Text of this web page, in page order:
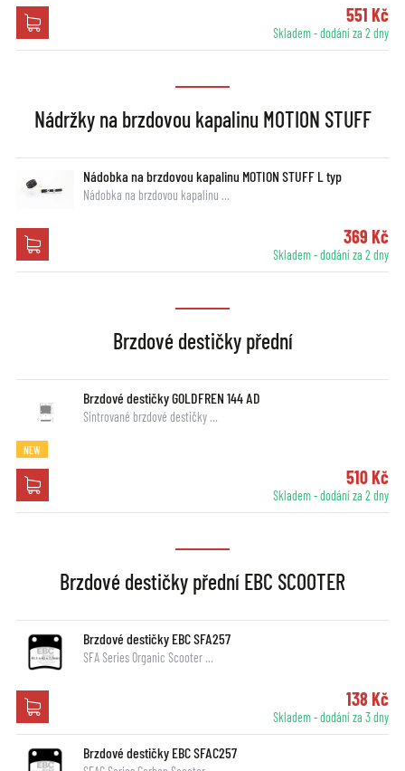
551 Kč
Skladem - dodání za 2 dny
Nádržky na brzdovou kapalinu MOTION STUFF
Nádobka na brzdovou kapalinu MOTION STUFF L typ
Nádobka na brzdovou kapalinu …
369 Kč
Skladem - dodání za 2 dny
Brzdové destičky přední
Brzdové destičky GOLDFREN 144 AD
Sintrované brzdové destičky …
NEW
510 Kč
Skladem - dodání za 2 dny
Brzdové destičky přední EBC SCOOTER
Brzdové destičky EBC SFA257
SFA Series Organic Scooter …
138 Kč
Skladem - dodání za 3 dny
Brzdové destičky EBC SFAC257